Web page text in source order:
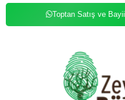
Toptan Satış ve